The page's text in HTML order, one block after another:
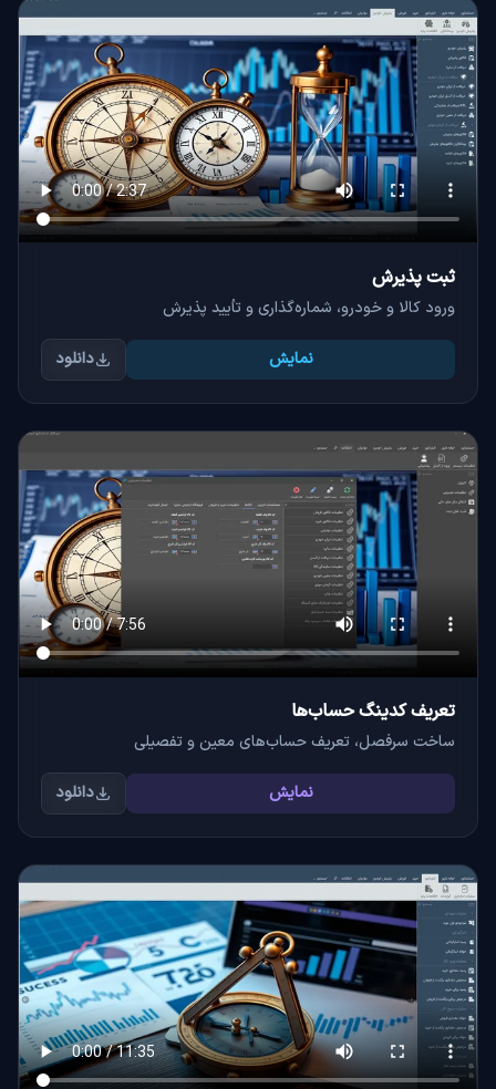
ثبت پذیرش
ورود کالا و خودرو، شماره‌گذاری و تأیید پذیرش
نمایش دانلود
تعریف کدینگ حساب‌ها
ساخت سرفصل، تعریف حساب‌های معین و تفصیلی
نمایش دانلود